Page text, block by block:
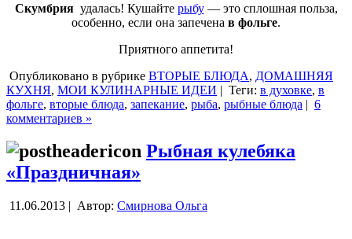
Скумбрияудалась! Кушайте рыбу— это сплошная польза,
особенно, если она запечена в фольге.
Приятного аппетита!
Опубликовано в рубрике ВТОРЫЕ БЛЮДА, ДОМАШНЯЯ
КУХНЯ, МОИ КУЛИНАРНЫЕ ИДЕИ | Теги: в духовке, в
фольге, вторые блюда, запекание, рыба, рыбные блюда | 6
комментариев »
Рыбная кулебяка
«Праздничная»
11.06.2013 | Автор: Смирнова Ольга